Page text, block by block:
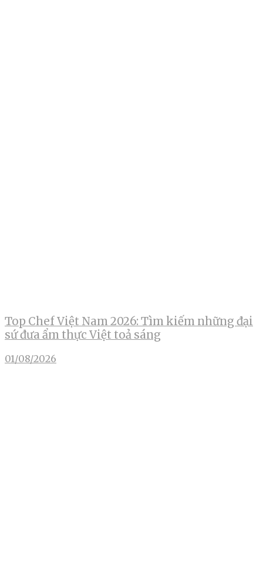
Top Chef Việt Nam 2026: Tìm kiếm những đại
sứ đưa ẩm thực Việt toả sáng
01/08/2026